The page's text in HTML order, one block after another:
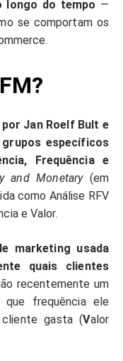
longo do tempo —
se comportam os
Jan Roelf Bult e
específicos
Frequência e
and Monetary(em
como Análise RFV
e Valor.
marketing usada
quais clientes
recentemente um
que frequência ele
gasta (Valor